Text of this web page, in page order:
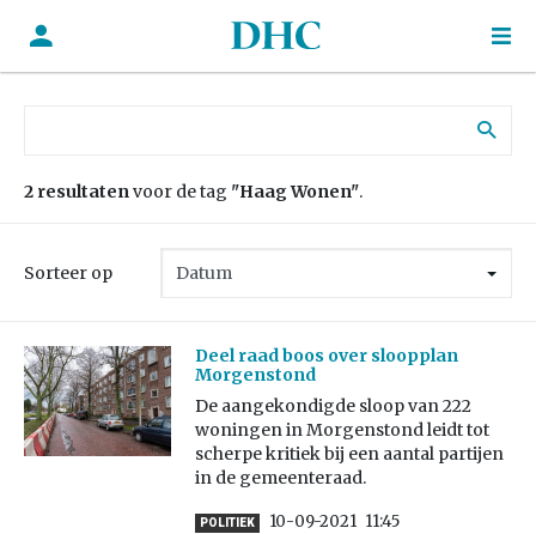
2 resultatenvoor de tag "Haag Wonen".
Sorteer op
Deel raad boos over sloopplan
Morgenstond
De aangekondigde sloop van 222
woningen in Morgenstond leidt tot
scherpe kritiek bij een aantal partijen
in de gemeenteraad.
POLITIEK 10-09-2021 11:45